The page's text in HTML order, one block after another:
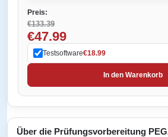
Preis:
€133.39
€47.99
Testsoftware€18.99
In den Warenkorb
Über die Prüfungsvorbereitung